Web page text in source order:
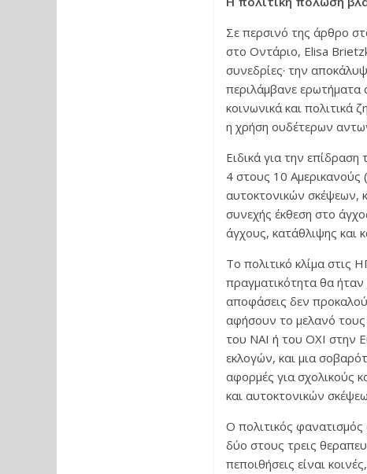
Σε περσινό της άρθρο
στο Οντάριο, Elisa
συνεδρίες· την
περιλάμβανε ερωτήματα
κοινωνικά και πολιτικά
η χρήση ουδέτερων
Ειδικά για την
4 στους 10 Αμερικανούς
αυτοκτονικών σκέψεων,
συνεχής έκθεση στο
άγχους, κατάθλιψης και
Το πολιτικό κλίμα στις
πραγματικότητα θα ήταν
αποφάσεις δεν
αφήσουν το μελανό
του ΝΑΙ ή του ΟΧΙ στην
εκλογών, και μια
αφορμές για σχολικούς
και αυτοκτονικών
Ο πολιτικός φανατισμός
δύο στους τρεις
πεποιθήσεις είναι